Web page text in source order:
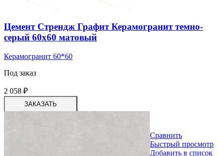
Цемент Стрендж Графит Керамогранит темно-
серый 60х60 матовый
Керамогранит 60*60
Под заказ
2 058 ₽
ЗАКАЗАТЬ
Сравнить
Быстрый просмотр
Добавить в список